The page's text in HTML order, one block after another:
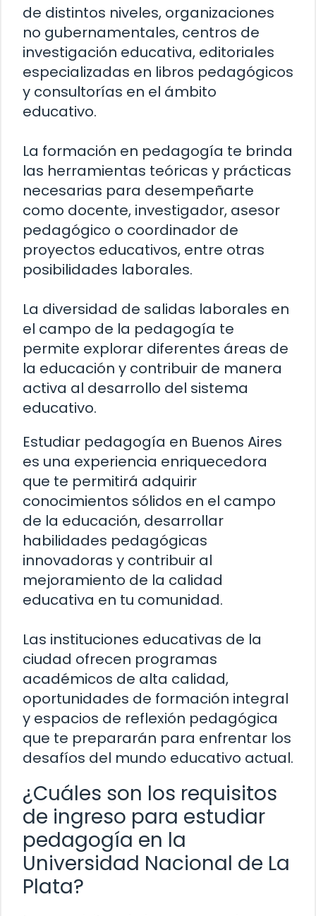
de distintos niveles, organizaciones
no gubernamentales, centros de
investigación educativa, editoriales
especializadas en libros pedagógicos
y consultorías en el ámbito
educativo.
La formación en pedagogía te brinda
las herramientas teóricas y prácticas
necesarias para desempeñarte
como docente, investigador, asesor
pedagógico o coordinador de
proyectos educativos, entre otras
posibilidades laborales.
La diversidad de salidas laborales en
el campo de la pedagogía te
permite explorar diferentes áreas de
la educación y contribuir de manera
activa al desarrollo del sistema
educativo.
Estudiar pedagogía en Buenos Aires
es una experiencia enriquecedora
que te permitirá adquirir
conocimientos sólidos en el campo
de la educación, desarrollar
habilidades pedagógicas
innovadoras y contribuir al
mejoramiento de la calidad
educativa en tu comunidad.
Las instituciones educativas de la
ciudad ofrecen programas
académicos de alta calidad,
oportunidades de formación integral
y espacios de reflexión pedagógica
que te prepararán para enfrentar los
desafíos del mundo educativo actual.
¿Cuáles son los requisitos
de ingreso para estudiar
pedagogía en la
Universidad Nacional de La
Plata?